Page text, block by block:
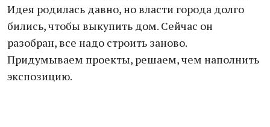
Идея родилась давно, но власти города долго
бились, чтобы выкупить дом. Сейчас он
разобран, все надо строить заново.
Придумываем проекты, решаем, чем наполнить
экспозицию.